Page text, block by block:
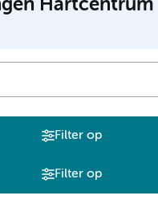
Hartcentrum
Filter op
Filter op